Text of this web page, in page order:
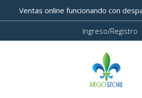
Ventas online funcionando con
Ingreso/Registro